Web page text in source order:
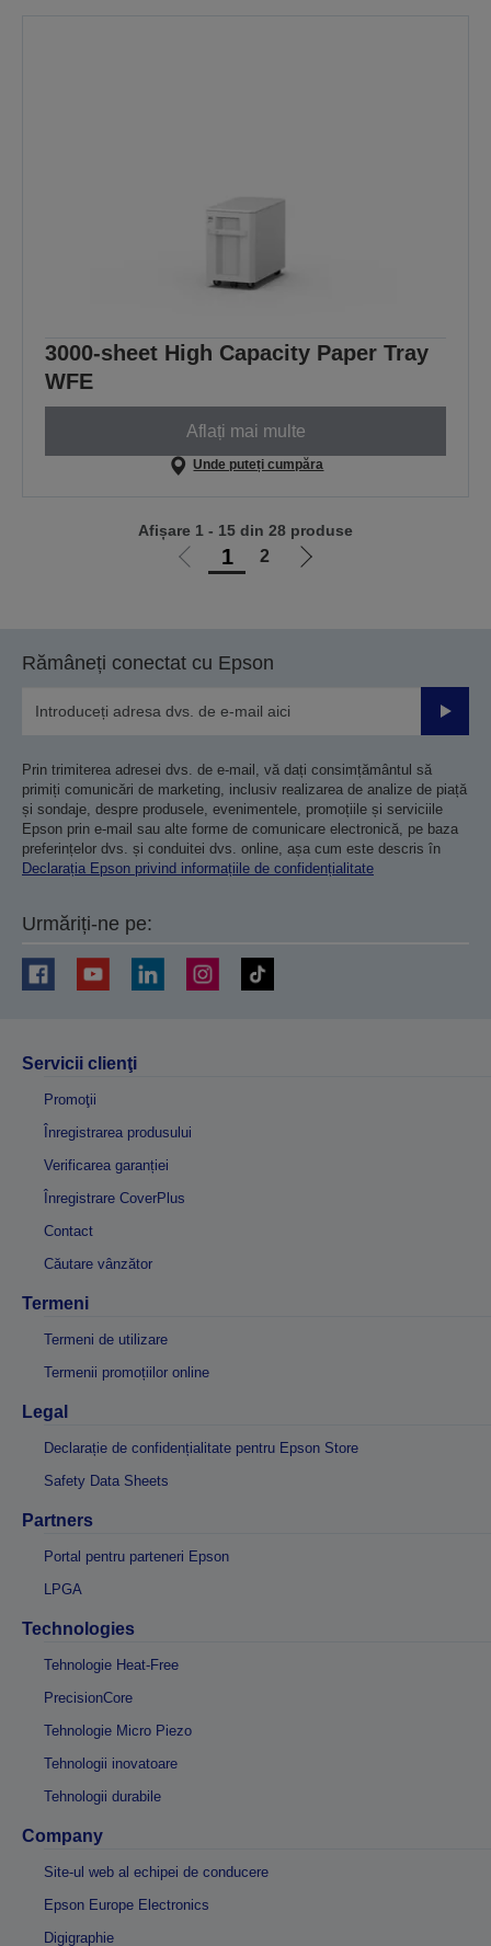
3000-sheet High Capacity Paper Tray
WFE
Aflați mai multe
Unde puteți cumpăra
Mergi
1 2
Mergi
Afișare 1 - 15 din 28 produse
Rămâneți conectat cu Epson
Prin trimiterea adresei dvs. de e-mail, vă dați consimțământul să
primiți comunicări de marketing, inclusiv realizarea de analize de piață
și sondaje, despre produsele, evenimentele, promoțiile și serviciile
Epson prin e-mail sau alte forme de comunicare electronică, pe baza
preferințelor dvs. și conduitei dvs. online, așa cum este descris în
Declarația Epson privind informațiile de confidențialitate
Urmăriți-ne pe:
Servicii clienţi
Promoţii
Înregistrarea produsului
Verificarea garanției
Înregistrare CoverPlus
Contact
Căutare vânzător
Termeni
Termeni de utilizare
Termenii promoțiilor online
Legal
Declarație de confidențialitate pentru Epson Store
Safety Data Sheets
Partners
Portal pentru parteneri Epson
LPGA
Technologies
Tehnologie Heat-Free
PrecisionCore
Tehnologie Micro Piezo
Tehnologii inovatoare
Tehnologii durabile
Company
Site-ul web al echipei de conducere
Epson Europe Electronics
Digigraphie